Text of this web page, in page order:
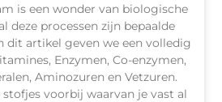
is een wonder van biologische
deze processen zijn bepaalde
dit artikel geven we een volledig
Enzymen, Co-enzymen,
Aminozuren en Vetzuren.
voorbij waarvan je vast al